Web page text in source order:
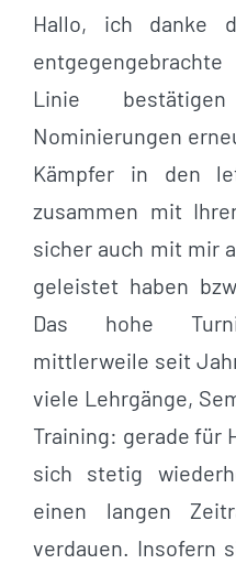
Hallo, ich danke
Linie
Nominierungen
Kämpfer in den
zusammen mit
sicher auch mit mir
geleistet haben
Das hohe
mittlerweile seit
viele Lehrgänge,
Training: gerade für
sich stetig
einen langen
verdauen. Insofern